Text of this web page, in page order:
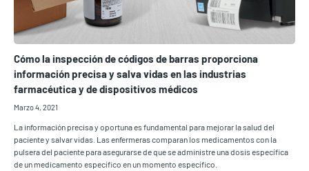
Cómo la inspección de códigos de barras proporciona
información precisa y salva vidas en las industrias
farmacéutica y de dispositivos médicos
Marzo 4, 2021
La información precisa y oportuna es fundamental para mejorar la salud del
paciente y salvar vidas. Las enfermeras comparan los medicamentos con la
pulsera del paciente para asegurarse de que se administre una dosis específica
de un medicamento específico en un momento específico.